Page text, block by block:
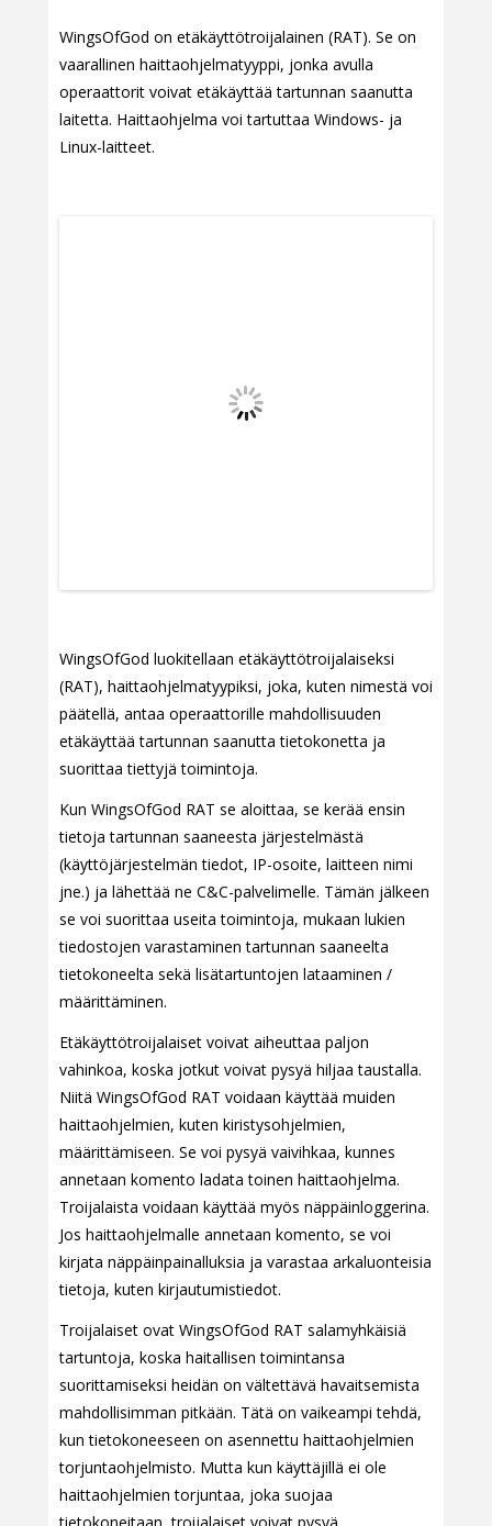
WingsOfGod on etäkäyttötroijalainen (RAT). Se on
vaarallinen haittaohjelmatyyppi, jonka avulla
operaattorit voivat etäkäyttää tartunnan saanutta
laitetta. Haittaohjelma voi tartuttaa Windows- ja
Linux-laitteet.
WingsOfGod luokitellaan etäkäyttötroijalaiseksi
(RAT), haittaohjelmatyypiksi, joka, kuten nimestä voi
päätellä, antaa operaattorille mahdollisuuden
etäkäyttää tartunnan saanutta tietokonetta ja
suorittaa tiettyjä toimintoja.
Kun WingsOfGod RAT se aloittaa, se kerää ensin
tietoja tartunnan saaneesta järjestelmästä
(käyttöjärjestelmän tiedot, IP-osoite, laitteen nimi
jne.) ja lähettää ne C&C-palvelimelle. Tämän jälkeen
se voi suorittaa useita toimintoja, mukaan lukien
tiedostojen varastaminen tartunnan saaneelta
tietokoneelta sekä lisätartuntojen lataaminen /
määrittäminen.
Etäkäyttötroijalaiset voivat aiheuttaa paljon
vahinkoa, koska jotkut voivat pysyä hiljaa taustalla.
Niitä WingsOfGod RAT voidaan käyttää muiden
haittaohjelmien, kuten kiristysohjelmien,
määrittämiseen. Se voi pysyä vaivihkaa, kunnes
annetaan komento ladata toinen haittaohjelma.
Troijalaista voidaan käyttää myös näppäinloggerina.
Jos haittaohjelmalle annetaan komento, se voi
kirjata näppäinpainalluksia ja varastaa arkaluonteisia
tietoja, kuten kirjautumistiedot.
Troijalaiset ovat WingsOfGod RAT salamyhkäisiä
tartuntoja, koska haitallisen toimintansa
suorittamiseksi heidän on vältettävä havaitsemista
mahdollisimman pitkään. Tätä on vaikeampi tehdä,
kun tietokoneeseen on asennettu haittaohjelmien
torjuntaohjelmisto. Mutta kun käyttäjillä ei ole
haittaohjelmien torjuntaa, joka suojaa